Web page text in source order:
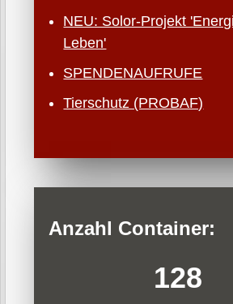
NEU: Solor-Projekt
Leben'
SPENDENAUFRUFE
Tierschutz (PROBAF)
Anzahl Container:
128